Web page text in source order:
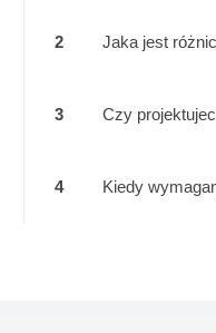
2 Jaka jest
3 Czy
4 Kiedy